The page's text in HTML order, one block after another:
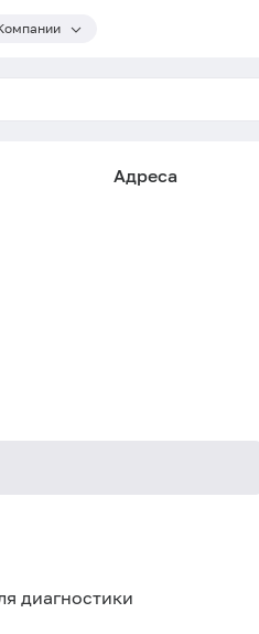
Адреса
диагностики